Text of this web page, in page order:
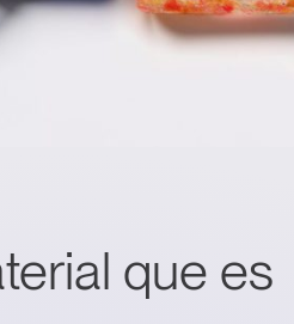
que es